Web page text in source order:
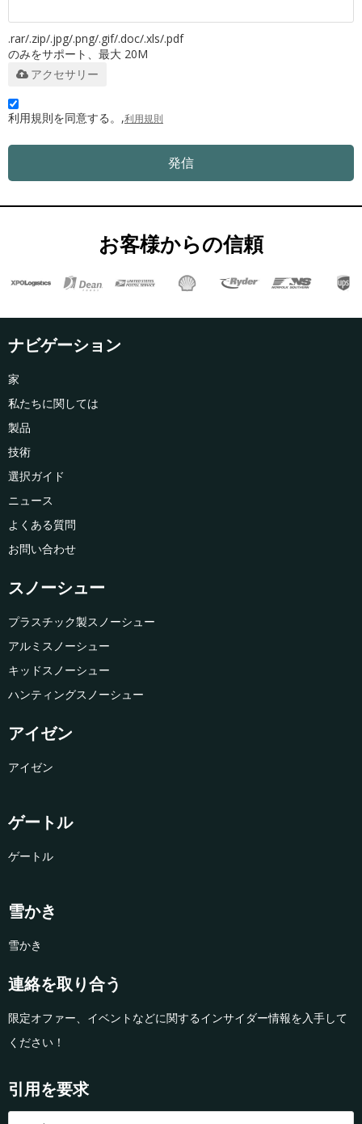
.rar/.zip/.jpg/.png/.gif/.doc/.xls/.pdf
のみをサポート、最大 20M
アクセサリー
利用規則を同意する。,利用規則
発信
お客様からの信頼
ナビゲーション
家
私たちに関しては
製品
技術
選択ガイド
ニュース
よくある質問
お問い合わせ
スノーシュー
プラスチック製スノーシュー
アルミスノーシュー
キッドスノーシュー
ハンティングスノーシュー
アイゼン
アイゼン
ゲートル
ゲートル
雪かき
雪かき
連絡を取り合う
限定オファー、イベントなどに関するインサイダー情報を入手して
ください！
引用を要求